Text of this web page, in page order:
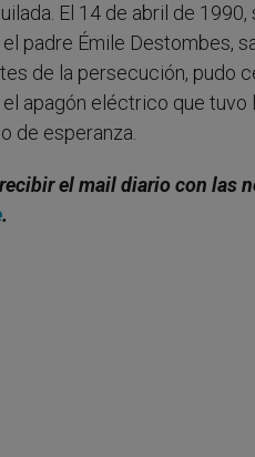
El 14 de abril de
padre Émile Destombes,
de la persecución, pudo
apagón eléctrico que
de esperanza.
el mail diario con las
.